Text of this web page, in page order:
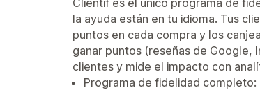
la ayuda están en tu idioma. Tus
puntos en cada compra y los
ganar puntos (reseñas de Google,
clientes y mide el impacto con
Programa de fidelidad